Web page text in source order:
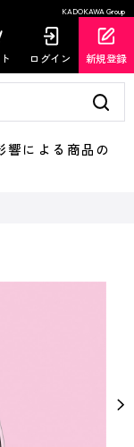
KADOKAWA Group
ログイン 新規登録
による商品の